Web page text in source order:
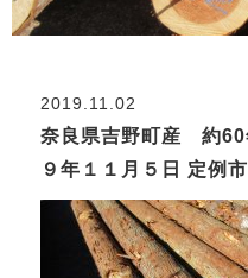
2019.11.02
奈良県吉野町産 約
９年１１月５日 定例市